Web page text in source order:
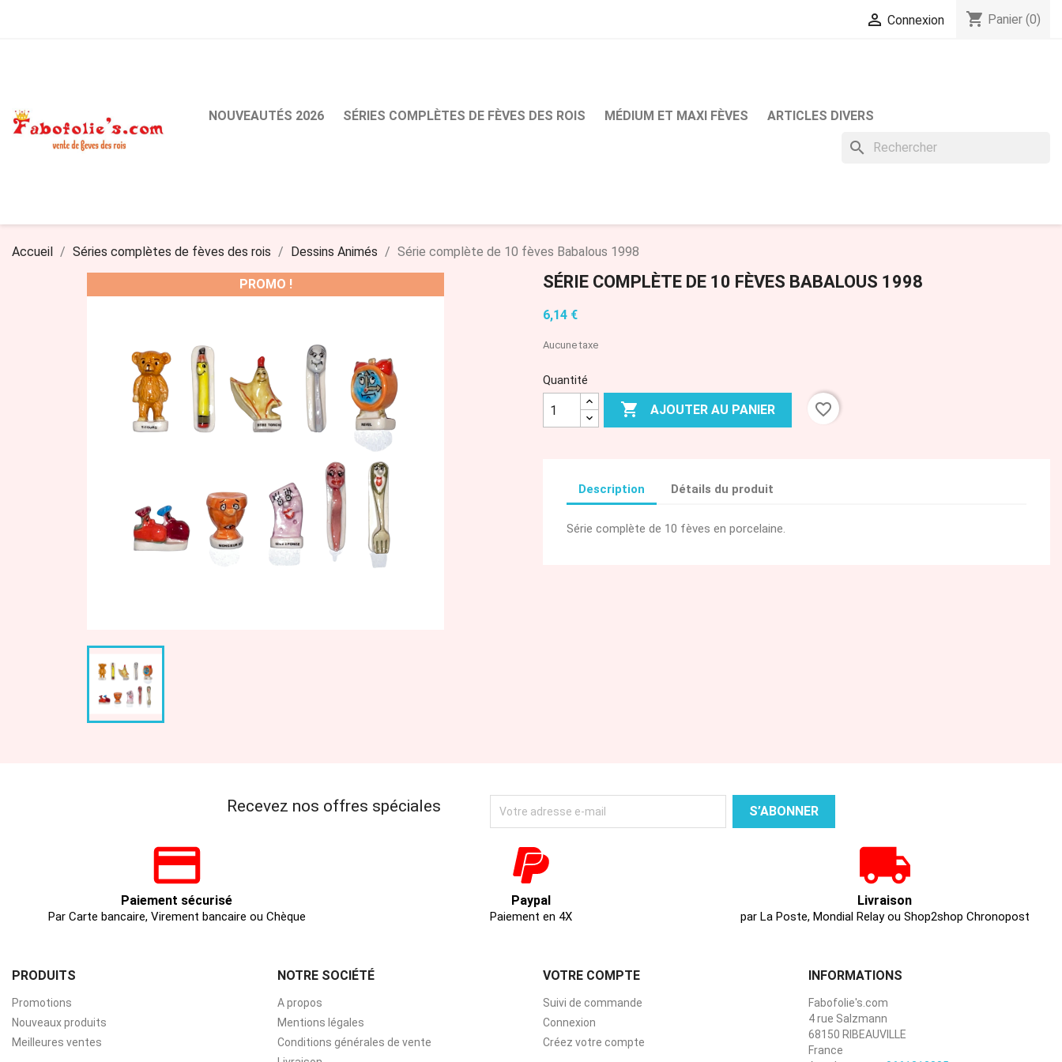
 Connexion shopping_cart Panier (0)
NOUVEAUTÉS 2026 SÉRIES COMPLÈTES DE FÈVES DES ROIS MÉDIUM ET MAXI FÈVES ARTICLES DIVERS
search
Accueil Séries complètes de fèves des rois Dessins Animés Série complète de 10 fèves Babalous 1998
PROMO ! SÉRIE COMPLÈTE DE 10 FÈVES BABALOUS 1998
6,14 €
Aucune taxe
Quantité
 AJOUTER AU PANIER favorite_border
Description Détails du produit
Série complète de 10 fèves en porcelaine.
Recevez nos offres spéciales
Paiement sécurisé
Par Carte bancaire, Virement bancaire ou Chèque
Paypal
Paiement en 4X
Livraison
par La Poste, Mondial Relay ou Shop2shop Chronopost
PRODUITS
Promotions
Nouveaux produits
Meilleures ventes
NOTRE SOCIÉTÉ
A propos
Mentions légales
Conditions générales de vente
VOTRE COMPTE
Suivi de commande
Connexion
Créez votre compte
INFORMATIONS
Fabofolie's.com
4 rue Salzmann
68150 RIBEAUVILLE
France